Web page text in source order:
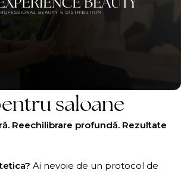
saloane
Reechilibrare profundă. Rezultate
Ai nevoie de un protocol de